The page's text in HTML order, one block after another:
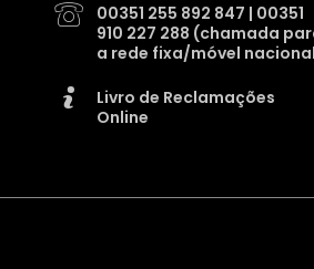
00351 255 892 847 | 00351
910 227 288 (chamada
a rede fixa/móvel
Livro de Reclamações
Online